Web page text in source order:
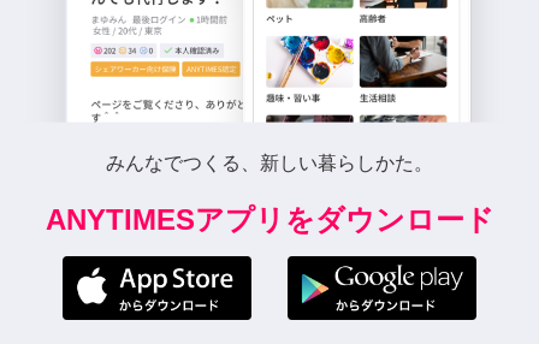
みんなでつくる、新しい暮らしかた。
ANYTIMESアプリをダウンロード